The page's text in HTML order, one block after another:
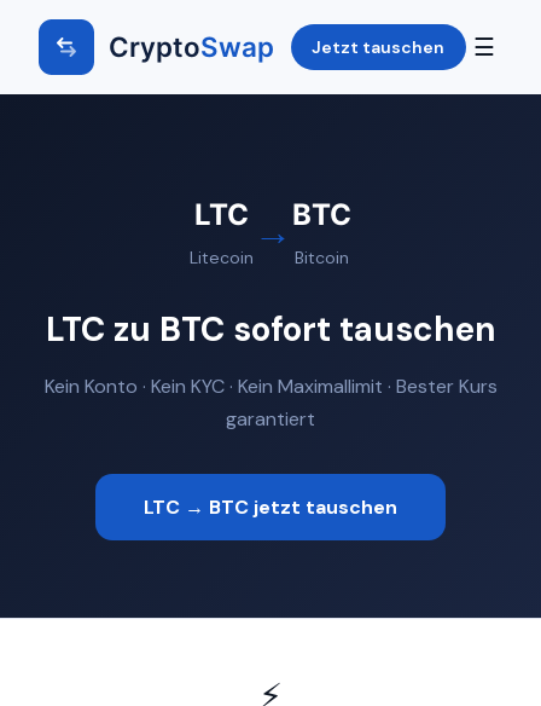
CryptoSwap Jetzt tauschen ☰
LTC
Litecoin
→ BTC
Bitcoin
LTC zu BTC sofort tauschen
Kein Konto · Kein KYC · Kein Maximallimit · Bester Kurs
garantiert
LTC → BTC jetzt tauschen
⚡